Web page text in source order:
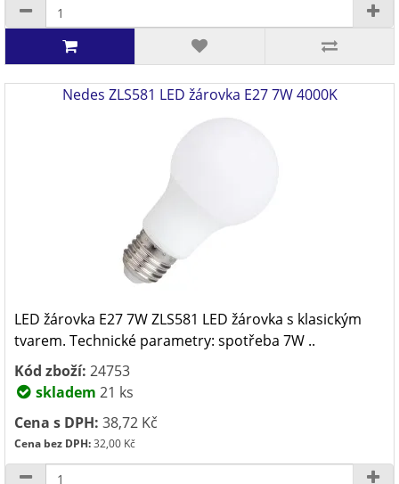
Nedes ZLS581 LED žárovka E27 7W 4000K
LED žárovka E27 7W ZLS581 LED žárovka s klasickým
tvarem. Technické parametry: spotřeba 7W ..
Kód zboží: 24753
skladem 21 ks
Cena s DPH: 38,72 Kč
Cena bez DPH:32,00 Kč